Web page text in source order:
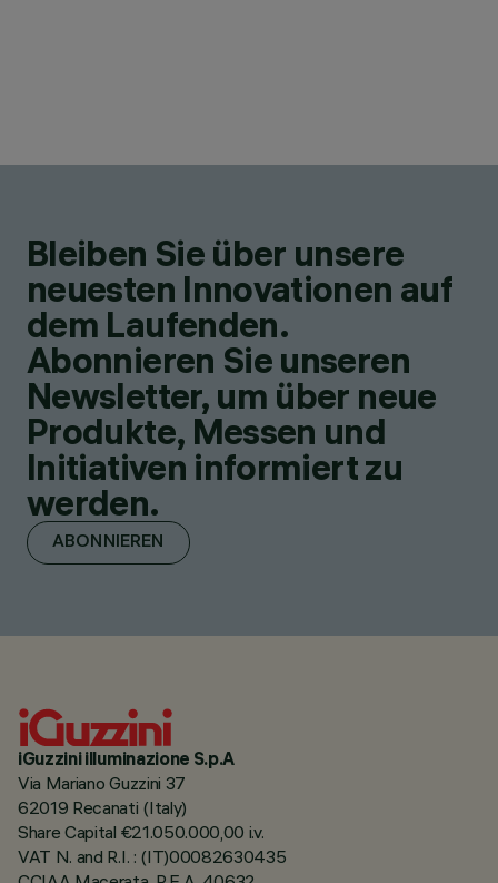
Bleiben Sie über unsere
neuesten Innovationen auf
dem Laufenden.
Abonnieren Sie unseren
Newsletter, um über neue
Produkte, Messen und
Initiativen informiert zu
werden.
ABONNIEREN
iGuzzini illuminazione S.p.A
Via Mariano Guzzini 37
62019 Recanati (Italy)
Share Capital €21.050.000,00 i.v.
VAT N. and R.I. : (IT)00082630435